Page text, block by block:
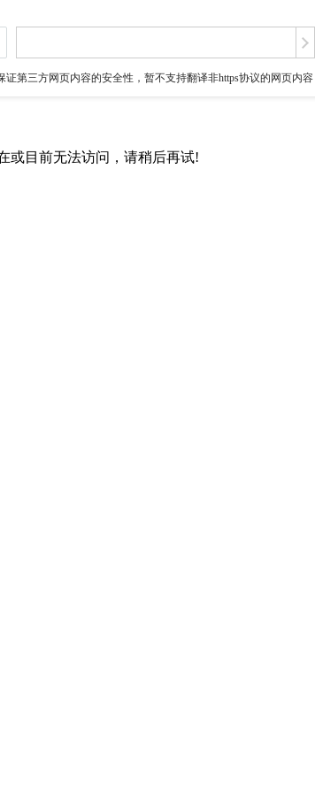
第三方网页内容的安全性，暂不支持翻译非https协议的网页内容